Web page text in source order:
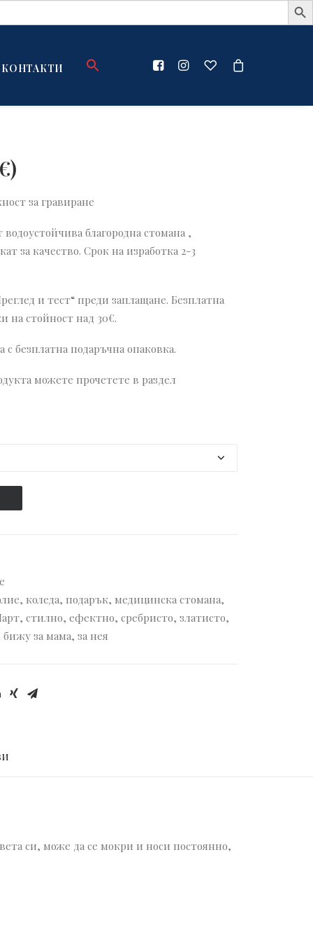
КОНТАКТИ
)
за гравиране
благородна стомана ,
за качество. Срок на изработка 2-3
и тест“ преди заплащане. Безплатна
на стойност над 30€.
безплатна подаръчна опаковка.
можете прочетете в раздел
, коледа, подарък, медицинска стомана,
, стилно, ефектно, сребристо, златисто,
бижу за мама, за нея
си, може да се мокри и носи постоянно,